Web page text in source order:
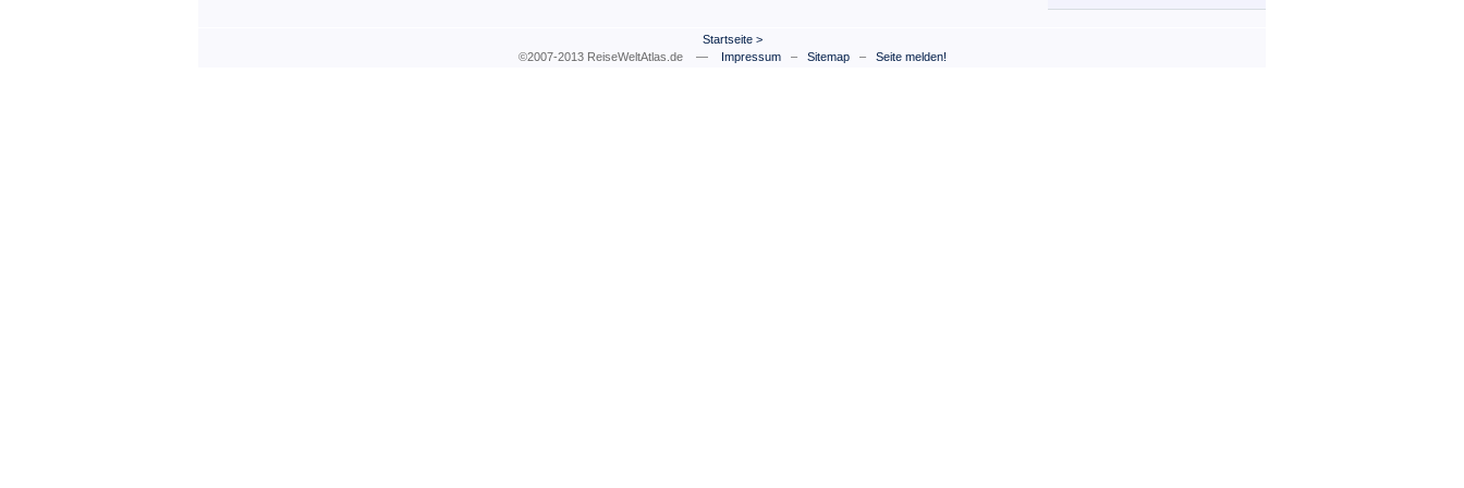
Startseite>
©2007-2013 ReiseWeltAtlas.de —
Impressum– Sitemap– Seite melden!